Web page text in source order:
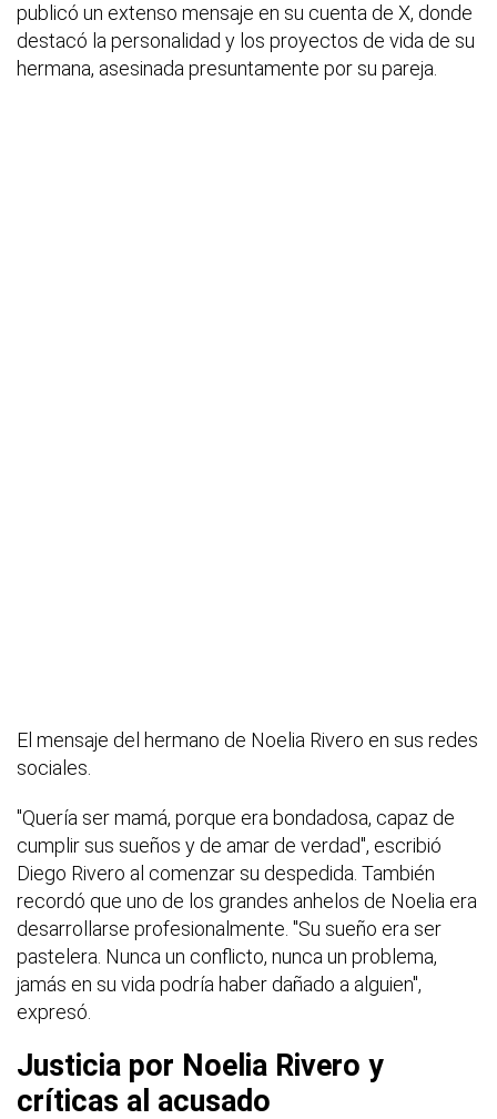
publicó un extenso mensaje en su cuenta de X, donde
destacó la personalidad y los proyectos de vida de su
hermana, asesinada presuntamente por su pareja.
El mensaje del hermano de Noelia Rivero en sus redes
sociales.
"Quería ser mamá, porque era bondadosa, capaz de
cumplir sus sueños y de amar de verdad", escribió
Diego Rivero al comenzar su despedida. También
recordó que uno de los grandes anhelos de Noelia era
desarrollarse profesionalmente. "Su sueño era ser
pastelera. Nunca un conflicto, nunca un problema,
jamás en su vida podría haber dañado a alguien",
expresó.
Justicia por Noelia Rivero y
críticas al acusado